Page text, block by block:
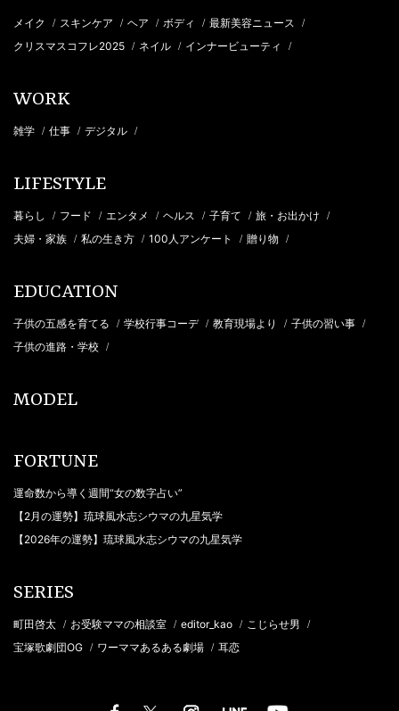
メイク / スキンケア / ヘア / ボディ / 最新美容ニュース /
クリスマスコフレ2025 / ネイル / インナービューティ /
WORK
雑学 / 仕事 / デジタル /
LIFESTYLE
暮らし / フード / エンタメ / ヘルス / 子育て / 旅・お出かけ /
夫婦・家族 / 私の生き方 / 100人アンケート / 贈り物 /
EDUCATION
子供の五感を育てる / 学校行事コーデ / 教育現場より / 子供の習い事 /
子供の進路・学校 /
MODEL
FORTUNE
運命数から導く週間“女の数字占い”
【2月の運勢】琉球風水志シウマの九星気学
【2026年の運勢】琉球風水志シウマの九星気学
SERIES
町田啓太 / お受験ママの相談室 / editor_kao / こじらせ男 /
宝塚歌劇団OG / ワーママあるある劇場 / 耳恋